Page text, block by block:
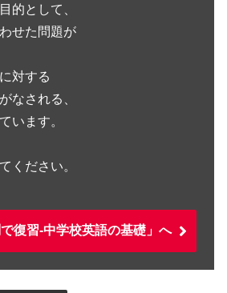
的として、
せた問題が
対する
なされる、
います。
ください。
復習-中学校英語の基礎」へ